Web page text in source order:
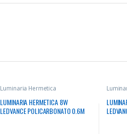
Luminaria Hermetica
LUMINARIA HERMETICA 8W
LEDVANCE POLICARBONATO 0.6M